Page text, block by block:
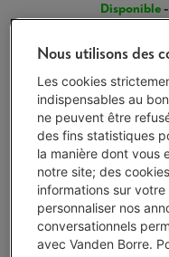
Disponible-
MSI MAG
Nous utilisons des
Les cookies
indispensables au
ne peuvent être
des fins statistiques
la manière dont vous
notre site; des
informations sur
personnaliser nos
conversationnels
avec Vanden Borre.